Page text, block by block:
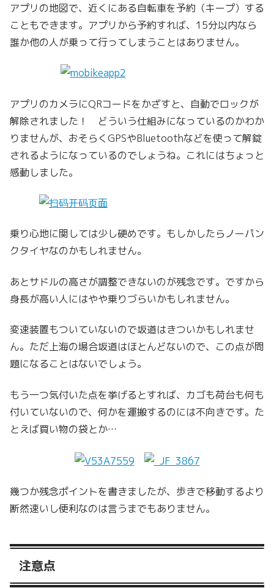
アプリの地図で、近くにある自転車を予約（キープ）する
こともできます。アプリから予約すれば、15分以内なら
誰か他の人が乗って行ってしまうことはありません。
アプリのカメラにQRコードをかざすと、自動でロックが
解除されました！ どういう仕組みになっているのかわか
りませんが、おそらくGPSやBluetoothなどを使って解錠
されるようになっているのでしょうね。これにはちょっと
感動しました。
乗り心地に関しては少し硬めです。もしかしたらノーパン
クタイヤなのかもしれません。
あとサドルの高さが調整できないのが残念です。ですから
身長が高い人にはやや乗りづらいかもしれません。
変速装置もついていないので坂道はきついかもしれませ
ん。ただ上海の場合坂道はほとんどないので、この点が問
題になることはないでしょう。
もう一つ気付いた点を挙げるとすれば、カゴも荷台も何も
付いていないので、何かを運搬するのには不向きです。た
とえば買い物の袋とか…
幾つか残念ポイントを書きましたが、歩きで移動するより
断然速いし便利なのは言うまでもありません。
注意点